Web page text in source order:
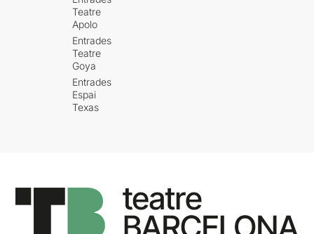
Teatre
Apolo
Entrades
Teatre
Goya
Entrades
Espai
Texas